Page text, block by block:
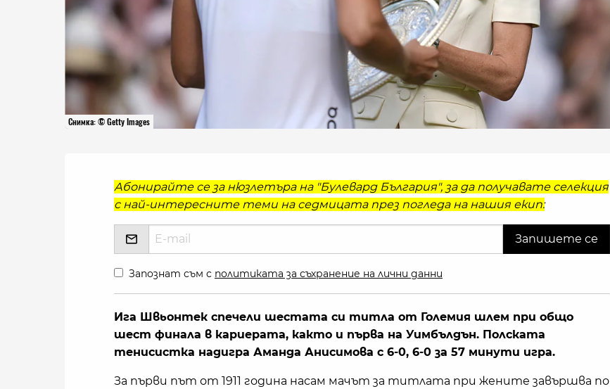
Снимка: © Getty Images
Абонирайте се за нюзлетъра на "Булевард България", за да получавате селекция
с най-интересните теми на седмицата през погледа на нашия екип:
Запознат съм с политиката за съхранение на лични данни
Ига Швьонтек спечели шестата си титла от Големия шлем при общо
шест финала в кариерата, както и първа на Уимбълдън. Полската
тенисистка надигра Аманда Анисимова с 6-0, 6-0 за 57 минути игра.
За първи път от 1911 година насам мачът за титлата при жените завършва по